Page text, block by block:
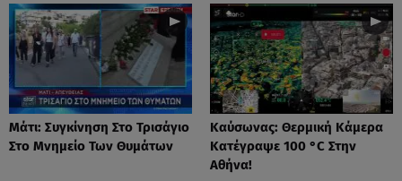
Μάτι: Συγκίνηση Στο Τρισάγιο
Στο Μνημείο Των Θυμάτων
Καύσωνας: Θερμική Κάμερα
Κατέγραψε 100 °C Στην
Αθήνα!